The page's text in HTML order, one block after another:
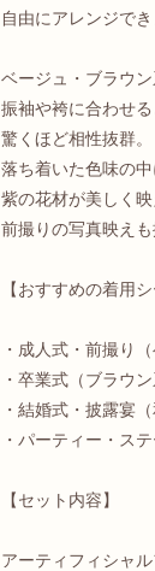
自由にアレンジでき
ベージュ・ブラウ
振袖や袴に合わせる
驚くほど相性抜群。
落ち着いた色味の中
紫の花材が美しく映
前撮りの写真映えも
【おすすめの着用シ
・成人式・前撮り
・卒業式（ブラウ
・結婚式・披露宴
・パーティー・ス
【セット内容】
アーティフィシャ